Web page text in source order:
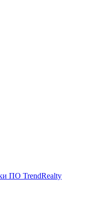
ПО TrendRealty